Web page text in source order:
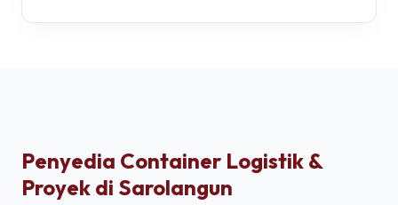
Penyedia Container Logistik &
Proyek di Sarolangun